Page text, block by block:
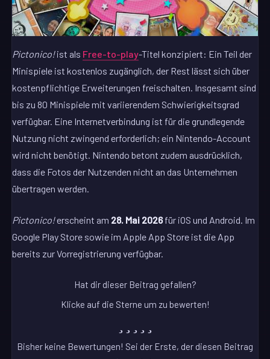
Pictonico!ist als Free-to-play-Titel konzipiert: Ein Teil der
Minispiele ist kostenlos zugänglich, der Rest lässt sich über
kostenpflichtige Erweiterungen freischalten. Insgesamt sind
bis zu 80 Minispiele mit variierendem Schwierigkeitsgrad
verfügbar. Eine Internetverbindung ist für die grundlegende
Nutzung nicht zwingend erforderlich; ein Nintendo-Account
wird nicht benötigt. Nintendo betont zudem ausdrücklich,
dass die Fotos der Nutzenden nicht an das Unternehmen
übertragen werden.
Pictonico!erscheint am 28. Mai 2026für iOS und Android. Im
Google Play Store sowie im Apple App Store ist die App
bereits zur Vorregistrierung verfügbar.
Hat dir dieser Beitrag gefallen?
Klicke auf die Sterne um zu bewerten!
Bisher keine Bewertungen! Sei der Erste, der diesen Beitrag